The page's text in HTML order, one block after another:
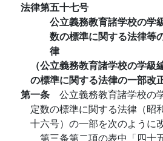
法律第五十七号
公立義務教育諸学校の学
数の標準に関する法律等
律
（公立義務教育諸学校の学
の標準に関する法律の一部改
第一条 公立義務教育諸学校の
定数の標準に関する法律（昭
十六号）の一部を次のように
第三条第二項の表中「四十